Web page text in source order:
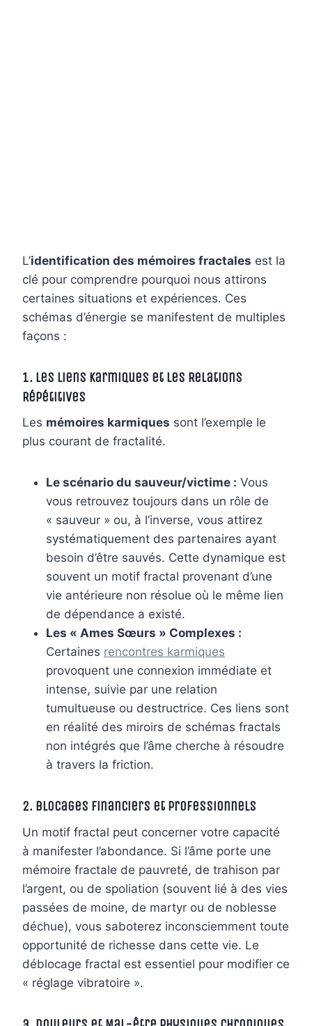
L’identification des mémoires fractales est la
clé pour comprendre pourquoi nous attirons
certaines situations et expériences. Ces
schémas d’énergie se manifestent de multiples
façons :
1. Les Liens Karmiques et les Relations
Répétitives
Les mémoires karmiques sont l’exemple le
plus courant de fractalité.
Le scénario du sauveur/victime : Vous
vous retrouvez toujours dans un rôle de
« sauveur » ou, à l’inverse, vous attirez
systématiquement des partenaires ayant
besoin d’être sauvés. Cette dynamique est
souvent un motif fractal provenant d’une
vie antérieure non résolue où le même lien
de dépendance a existé.
Les « Ames Sœurs » Complexes :
Certaines rencontres karmiques
provoquent une connexion immédiate et
intense, suivie par une relation
tumultueuse ou destructrice. Ces liens sont
en réalité des miroirs de schémas fractals
non intégrés que l’âme cherche à résoudre
à travers la friction.
2. Blocages Financiers et Professionnels
Un motif fractal peut concerner votre capacité
à manifester l’abondance. Si l’âme porte une
mémoire fractale de pauvreté, de trahison par
l’argent, ou de spoliation (souvent lié à des vies
passées de moine, de martyr ou de noblesse
déchue), vous saboterez inconsciemment toute
opportunité de richesse dans cette vie. Le
déblocage fractal est essentiel pour modifier ce
« réglage vibratoire ».